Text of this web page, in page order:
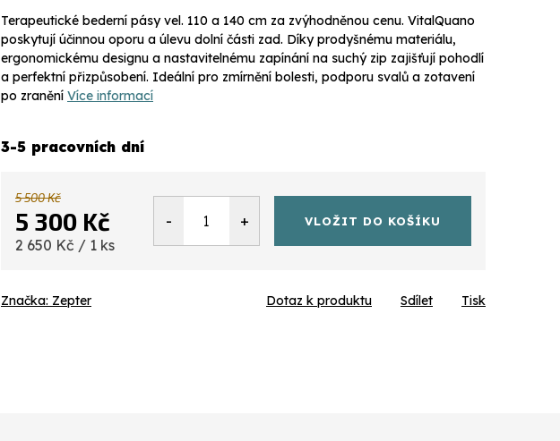
Terapeutické bederní pásy vel. 110 a 140 cm za zvýhodněnou cenu. VitalQuano
poskytují účinnou oporu a úlevu dolní části zad. Díky prodyšnému materiálu,
ergonomickému designu a nastavitelnému zapínání na suchý zip zajišťují pohodlí
a perfektní přizpůsobení. Ideální pro zmírnění bolesti, podporu svalů a zotavení
po zranění Více informací
3-5 pracovních dní
5 500 Kč
5 300 Kč
Měrná
2 650 Kč / 1 ks
VLOŽIT DO KOŠÍKU
Značka: Zepter Tisk
Dotaz k produktu Sdílet